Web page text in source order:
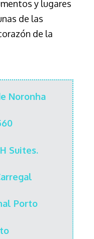
y lugares
de las
de la
Noronha
Suites.
Porto